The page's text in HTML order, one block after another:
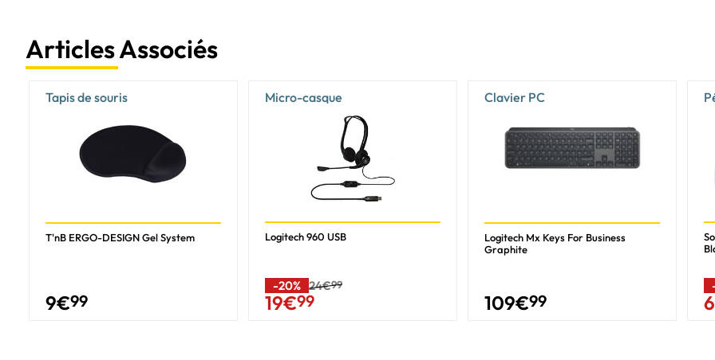
Articles Associés
Tapis de souris
T'nB ERGO-DESIGN Gel System
9€99
Micro-casque
Logitech 960 USB
-20% 24€99
19€99
Clavier PC
Logitech Mx Keys For Business
Graphite
109€99